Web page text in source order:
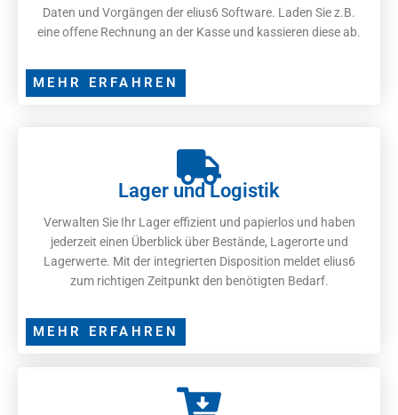
Daten und Vorgängen der elius6 Software. Laden Sie z.B.
eine offene Rechnung an der Kasse und kassieren diese ab.
MEHR ERFAHREN
Lager und Logistik
Verwalten Sie Ihr Lager effizient und papierlos und haben
jederzeit einen Überblick über Bestände, Lagerorte und
Lagerwerte. Mit der integrierten Disposition meldet elius6
zum richtigen Zeitpunkt den benötigten Bedarf.
MEHR ERFAHREN